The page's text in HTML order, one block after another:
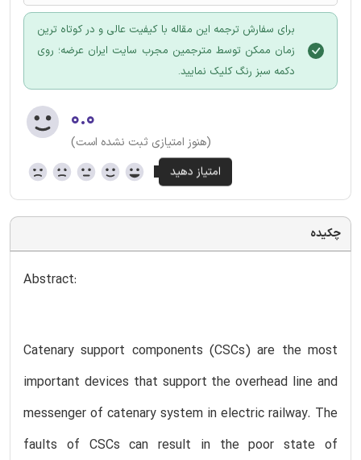
برای سفارش ترجمه این مقاله با کیفیت عالی و در کوتاه ترین
زمان ممکن توسط مترجمین مجرب سایت ایران عرضه؛ روی
دکمه سبز رنگ کلیک نمایید.
۰.۰
(هنوز امتیازی ثبت نشده است)
چکیده
Abstract:
Catenary support components (CSCs) are the most
important devices that support the overhead line and
messenger of catenary system in electric railway. The
faults of CSCs can result in the poor state of